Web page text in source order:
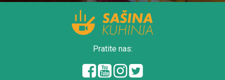
Pratite nas: